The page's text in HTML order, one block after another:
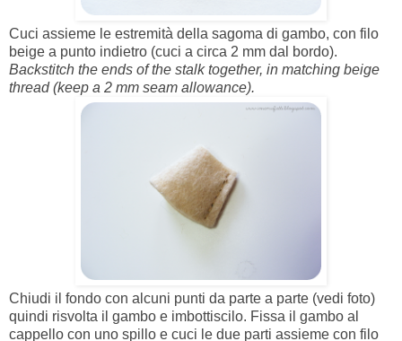
Cuci assieme le estremità della sagoma di gambo, con filo
beige a punto indietro (cuci a circa 2 mm dal bordo).
Backstitch the ends of the stalk together, in matching beige
thread (keep a 2 mm seam allowance).
Chiudi il fondo con alcuni punti da parte a parte (vedi foto)
quindi risvolta il gambo e imbottiscilo. Fissa il gambo al
cappello con uno spillo e cuci le due parti assieme con filo